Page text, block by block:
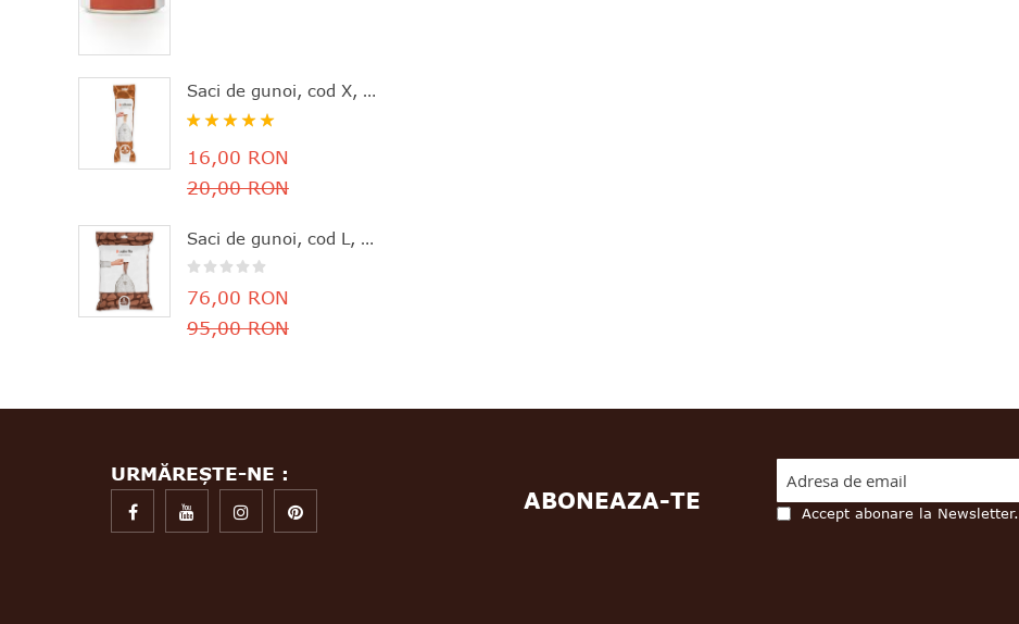
Saci de gunoi, cod X, 20 bucăţi, 10-12 l, Brabantia - 8710755116728
Rating:
16,00 RON
20,00 RON
Saci de gunoi, cod L, 40 bucăţi, 40-45 l, Brabantia - 8710755138645
76,00 RON
95,00 RON
URMĂREȘTE-NE :
ABONEAZA-TE
Accept abonare la Newsletter.